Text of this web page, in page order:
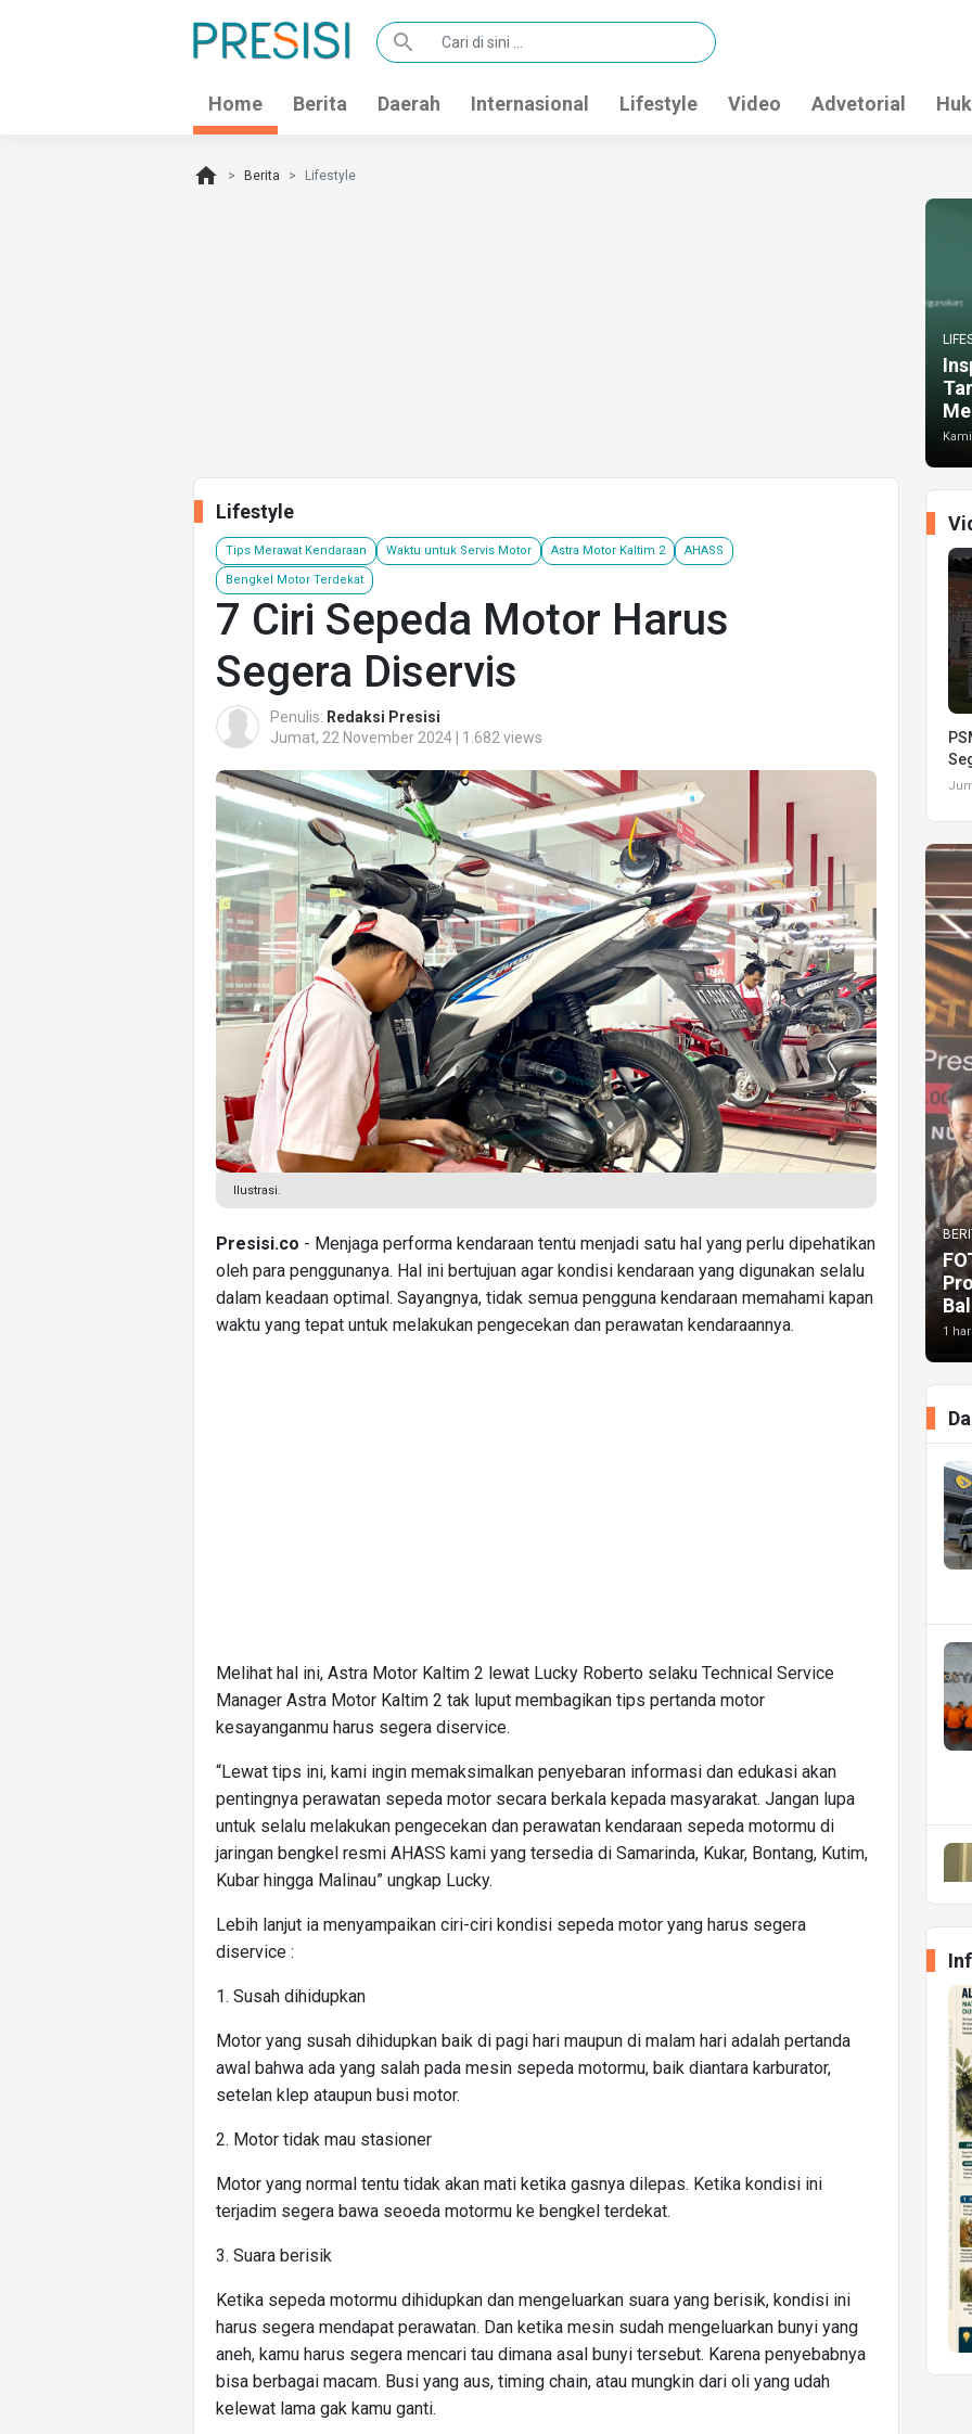
search
Home Berita Daerah Internasional Lifestyle Video Advetorial
home Berita Lifestyle
Lifestyle
Tips Merawat Kendaraan Waktu untuk Servis Motor Astra Motor Kaltim 2 AHASS
Bengkel Motor Terdekat
7 Ciri Sepeda Motor Harus
Segera Diservis
Penulis: Redaksi Presisi
Jumat, 22 November 2024 | 1.682 views
Ilustrasi.
Presisi.co - Menjaga performa kendaraan tentu menjadi satu hal yang perlu dipehatikan
oleh para penggunanya. Hal ini bertujuan agar kondisi kendaraan yang digunakan selalu
dalam keadaan optimal. Sayangnya, tidak semua pengguna kendaraan memahami kapan
waktu yang tepat untuk melakukan pengecekan dan perawatan kendaraannya.
Melihat hal ini, Astra Motor Kaltim 2 lewat Lucky Roberto selaku Technical Service
Manager Astra Motor Kaltim 2 tak luput membagikan tips pertanda motor
kesayanganmu harus segera diservice.
“Lewat tips ini, kami ingin memaksimalkan penyebaran informasi dan edukasi akan
pentingnya perawatan sepeda motor secara berkala kepada masyarakat. Jangan lupa
untuk selalu melakukan pengecekan dan perawatan kendaraan sepeda motormu di
jaringan bengkel resmi AHASS kami yang tersedia di Samarinda, Kukar, Bontang, Kutim,
Kubar hingga Malinau” ungkap Lucky.
Lebih lanjut ia menyampaikan ciri-ciri kondisi sepeda motor yang harus segera
diservice :
1. Susah dihidupkan
Motor yang susah dihidupkan baik di pagi hari maupun di malam hari adalah pertanda
awal bahwa ada yang salah pada mesin sepeda motormu, baik diantara karburator,
setelan klep ataupun busi motor.
2. Motor tidak mau stasioner
Motor yang normal tentu tidak akan mati ketika gasnya dilepas. Ketika kondisi ini
terjadim segera bawa seoeda motormu ke bengkel terdekat.
3. Suara berisik
Ketika sepeda motormu dihidupkan dan mengeluarkan suara yang berisik, kondisi ini
harus segera mendapat perawatan. Dan ketika mesin sudah mengeluarkan bunyi yang
aneh, kamu harus segera mencari tau dimana asal bunyi tersebut. Karena penyebabnya
bisa berbagai macam. Busi yang aus, timing chain, atau mungkin dari oli yang udah
kelewat lama gak kamu ganti.
1